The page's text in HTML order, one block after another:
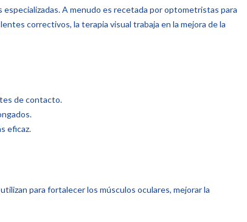
A menudo es recetada por optometristas para
correctivos, la terapia visual trabaja en la mejora de la
de contacto.
eficaz.
para fortalecer los músculos oculares, mejorar la